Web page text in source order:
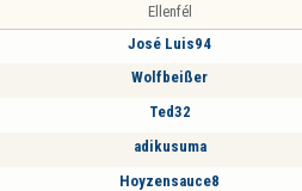
Ellenfél
José Luis94
Wolfbeißer
Ted32
adikusuma
Hoyzensauce8